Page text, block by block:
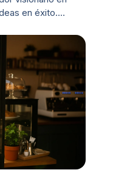
en éxito.…